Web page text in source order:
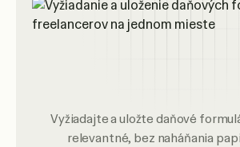
Vyžiadajte a uložte daňové
relevantné, bez naháňania